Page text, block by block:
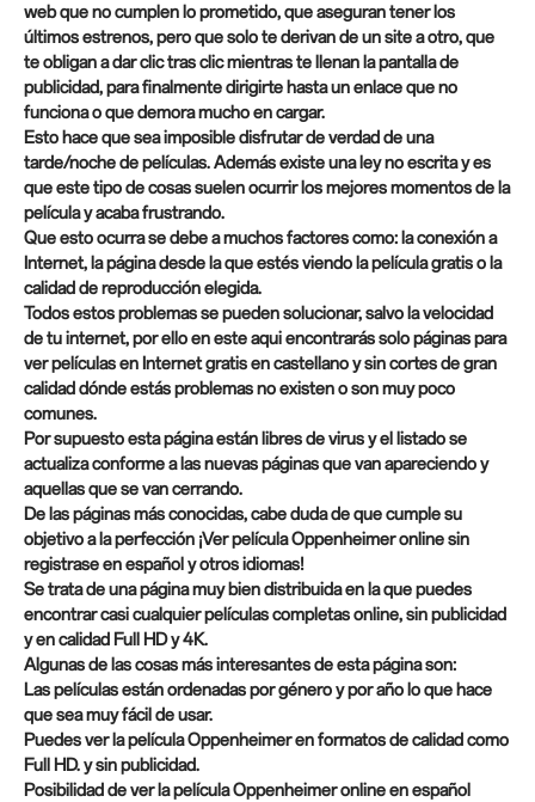
web que no cumplen lo prometido, que aseguran tener los
últimos estrenos, pero que solo te derivan de un site a otro, que
te obligan a dar clic tras clic mientras te llenan la pantalla de
publicidad, para finalmente dirigirte hasta un enlace que no
funciona o que demora mucho en cargar.
Esto hace que sea imposible disfrutar de verdad de una
tarde/noche de películas. Además existe una ley no escrita y es
que este tipo de cosas suelen ocurrir los mejores momentos de la
película y acaba frustrando.
Que esto ocurra se debe a muchos factores como: la conexión a
Internet, la página desde la que estés viendo la película gratis o la
calidad de reproducción elegida.
Todos estos problemas se pueden solucionar, salvo la velocidad
de tu internet, por ello en este aqui encontrarás solo páginas para
ver películas en Internet gratis en castellano y sin cortes de gran
calidad dónde estás problemas no existen o son muy poco
comunes.
Por supuesto esta página están libres de virus y el listado se
actualiza conforme a las nuevas páginas que van apareciendo y
aquellas que se van cerrando.
De las páginas más conocidas, cabe duda de que cumple su
objetivo a la perfección ¡Ver película Oppenheimer online sin
registrase en español y otros idiomas!
Se trata de una página muy bien distribuida en la que puedes
encontrar casi cualquier películas completas online, sin publicidad
y en calidad Full HD y 4K.
Algunas de las cosas más interesantes de esta página son:
Las películas están ordenadas por género y por año lo que hace
que sea muy fácil de usar.
Puedes ver la película Oppenheimer en formatos de calidad como
Full HD. y sin publicidad.
Posibilidad de ver la película Oppenheimer online en español